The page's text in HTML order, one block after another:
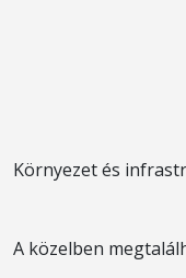
Környezet és
A közelben